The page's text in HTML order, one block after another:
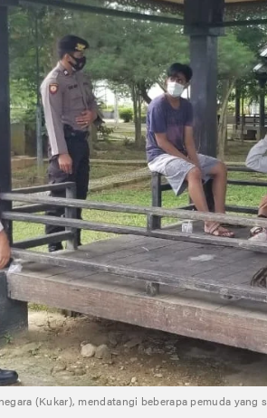
(Kukar), mendatangi beberapa pemuda